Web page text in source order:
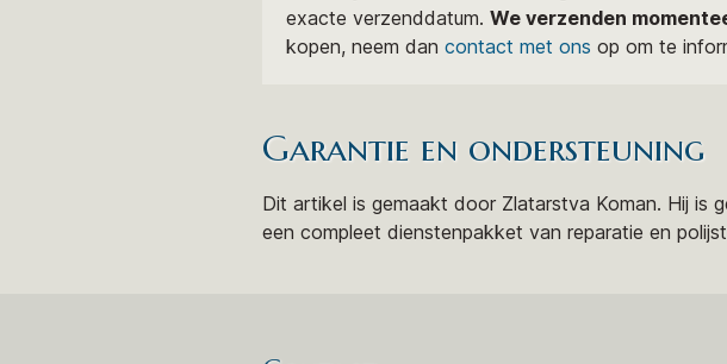
exacte verzenddatum. We verzenden
kopen, neem dan contact met ons op om te
Garantie en ondersteuning
Dit artikel is gemaakt door Zlatarstva Koman. Hij is
een compleet dienstenpakket van reparatie en